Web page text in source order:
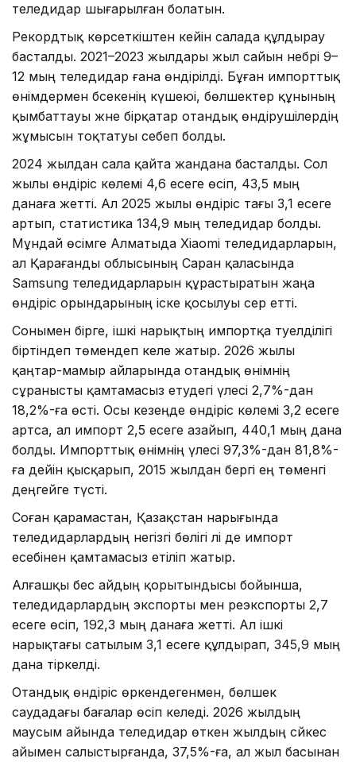
теледидар шығарылған болатын.
Рекордтық көрсеткіштен кейін салада құлдырау
басталды. 2021–2023 жылдары жыл сайын небәрі 9–
12 мың теледидар ғана өндірілді. Бұған импорттық
өнімдермен бәсекенің күшеюі, бөлшектер құнының
қымбаттауы және бірқатар отандық өндірушілердің
жұмысын тоқтатуы себеп болды.
2024 жылдан сала қайта жандана басталды. Сол
жылы өндіріс көлемі 4,6 есеге өсіп, 43,5 мың
данаға жетті. Ал 2025 жылы өндіріс тағы 3,1 есеге
артып, статистика 134,9 мың теледидар болды.
Мұндай өсімге Алматыда Xiaomi теледидарларын,
ал Қарағанды облысының Саран қаласында
Samsung теледидарларын құрастыратын жаңа
өндіріс орындарының іске қосылуы әсер етті.
Сонымен бірге, ішкі нарықтың импортқа тәуелділігі
біртіндеп төмендеп келе жатыр. 2026 жылы
қаңтар-мамыр айларында отандық өнімнің
сұранысты қамтамасыз етудегі үлесі 2,7%-дан
18,2%-ға өсті. Осы кезеңде өндіріс көлемі 3,2 есеге
артса, ал импорт 2,5 есеге азайып, 440,1 мың дана
болды. Импорттық өнімнің үлесі 97,3%-дан 81,8%-
ға дейін қысқарып, 2015 жылдан бергі ең төменгі
деңгейге түсті.
Соған қарамастан, Қазақстан нарығында
теледидарлардың негізгі бөлігі әлі де импорт
есебінен қамтамасыз етіліп жатыр.
Алғашқы бес айдың қорытындысы бойынша,
теледидарлардың экспорты мен реэкспорты 2,7
есеге өсіп, 192,3 мың данаға жетті. Ал ішкі
нарықтағы сатылым 3,1 есеге құлдырап, 345,9 мың
дана тіркелді.
Отандық өндіріс өркендегенмен, бөлшек
саудадағы бағалар өсіп келеді. 2026 жылдың
маусым айында теледидар өткен жылдың сәйкес
айымен салыстырғанда, 37,5%-ға, ал жыл басынан